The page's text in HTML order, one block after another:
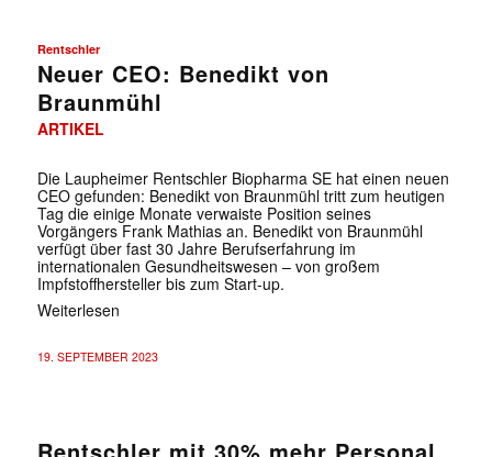
Rentschler
Neuer CEO: Benedikt von
Braunmühl
ARTIKEL
Die Laupheimer Rentschler Biopharma SE hat einen neuen
CEO gefunden: Benedikt von Braunmühl tritt zum heutigen
Tag die einige Monate verwaiste Position seines
Vorgängers Frank Mathias an. Benedikt von Braunmühl
verfügt über fast 30 Jahre Berufserfahrung im
internationalen Gesundheitswesen – von großem
Impfstoffhersteller bis zum Start-up.
Weiterlesen
19. SEPTEMBER 2023